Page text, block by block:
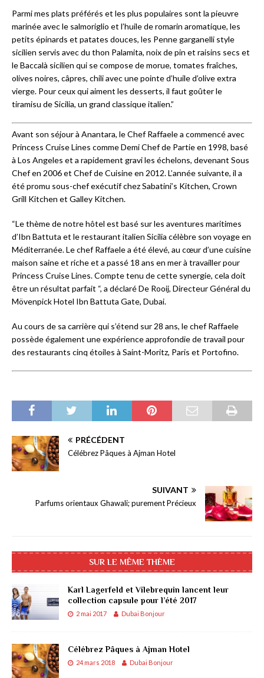
Parmi mes plats préférés et les plus populaires sont la pieuvre
marinée avec le salmoriglio et l’huile de romarin aromatique, les
petits épinards et patates douces, les Penne garganelli style
sicilien servis avec du thon Palamita, noix de pin et raisins secs et
le Baccalà sicilien qui se compose de morue, tomates fraîches,
olives noires, câpres, chili avec une pointe d’huile d’olive extra
vierge. Pour ceux qui aiment les desserts, il faut goûter le
tiramisu de Sicilia, un grand classique italien.”
Avant son séjour à Anantara, le Chef Raffaele a commencé avec
Princess Cruise Lines comme Demi Chef de Partie en 1998, basé
à Los Angeles et a rapidement gravi les échelons, devenant Sous
Chef en 2006 et Chef de Cuisine en 2012. L’année suivante, il a
été promu sous-chef exécutif chez Sabatini’s Kitchen, Crown
Grill Kitchen et Galley Kitchen.
“Le thème de notre hôtel est basé sur les aventures maritimes
d’Ibn Battuta et le restaurant italien Sicilia célèbre son voyage en
Méditerranée. Le chef Raffaele a été élevé, au cœur d’une cuisine
maison saine et riche et a passé 18 ans en mer à travailler pour
Princess Cruise Lines. Compte tenu de cette synergie, cela doit
être un résultat parfait “, a déclaré De Rooij, Directeur Général du
Mövenpick Hotel Ibn Battuta Gate, Dubai.
Au cours de sa carrière qui s’étend sur 28 ans, le chef Raffaele
possède également une expérience approfondie de travail pour
des restaurants cinq étoiles à Saint-Moritz, Paris et Portofino.
PRÉCÉDENT
Célébrez Pâques à Ajman Hotel
SUIVANT
Parfums orientaux Ghawali; purement Précieux
SUR LE MÊME THÈME
Karl Lagerfeld et Vilebrequin lancent leur
collection capsule pour l’été 2017
2 mai 2017 Dubai Bonjour
Célébrez Pâques à Ajman Hotel
24 mars 2018 Dubai Bonjour